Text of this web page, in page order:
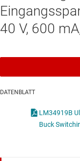
40 V, 600
DATENBLATT
LM34919B
Buck